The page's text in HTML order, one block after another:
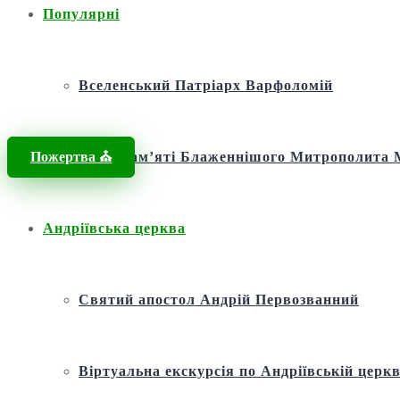
Популярні
Вселенський Патріарх Варфоломій
Фонд пам’яті Блаженнішого
Андріївська церква
Святий апостол Андрій Первозванний
Віртуальна екскурсія по Андріївській
Пожертва ⛪️